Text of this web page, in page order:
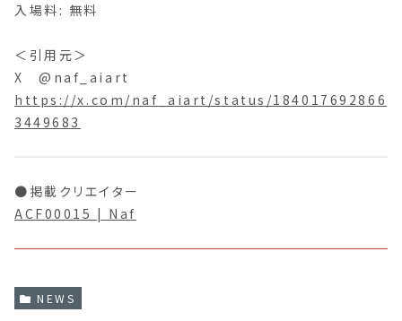
入場料: 無料
＜引用元＞
X @naf_aiart
https://x.com/naf_aiart/status/184017692866
3449683
●掲載クリエイター
ACF00015 | Naf
NEWS